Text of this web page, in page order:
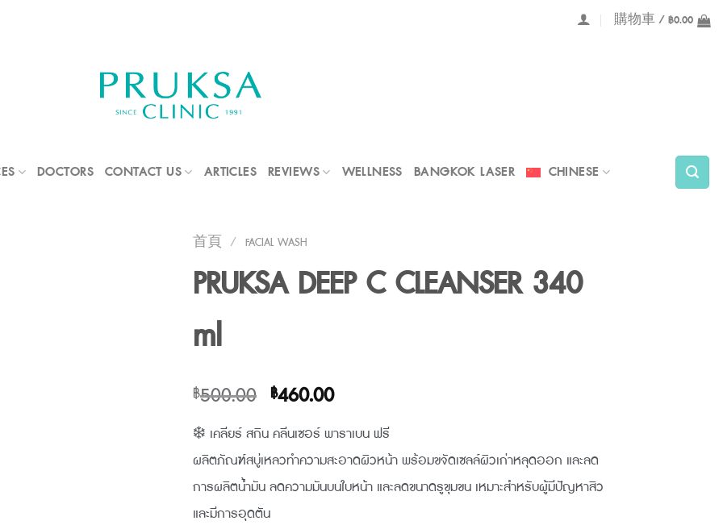
購物車 / ฿0.00
DOCTORS CONTACT US ARTICLES REVIEWS WELLNESS BANGKOK LASER CHINESE
首頁 / FACIAL WASH
PRUKSA DEEP C CLEANSER 340
ml
฿500.00 原
始
價
格：
฿500.00。
฿460.00目
價
格：
฿460.00。
❄️ เคลียร์ สกิน คลีนเซอร์ พาราเบน ฟรี
ผลิตภัณฑ์สบู่เหลวทำความสะอาดผิวหน้า พร้อมขจัดเซลล์ผิวเก่าหลุดออก และลด
การผลิตน้ำมัน ลดความมันบนใบหน้า และลดขนาดรูขุมขน เหมาะสำหรับผู้มีปัญหาสิว
และมีการอุดตัน